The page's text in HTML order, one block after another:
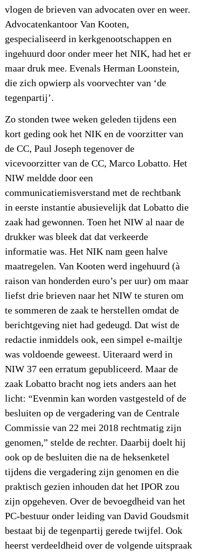
vlogen de brieven van advocaten over en weer.
Advocatenkantoor Van Kooten,
gespecialiseerd in kerkgenootschappen en
ingehuurd door onder meer het NIK, had het er
maar druk mee. Evenals Herman Loonstein,
die zich opwierp als voorvechter van ‘de
tegenpartij’.
Zo stonden twee weken geleden tijdens een
kort geding ook het NIK en de voorzitter van
de CC, Paul Joseph tegenover de
vicevoorzitter van de CC, Marco Lobatto. Het
NIW meldde door een
communicatiemisverstand met de rechtbank
in eerste instantie abusievelijk dat Lobatto die
zaak had gewonnen. Toen het NIW al naar de
drukker was bleek dat dat verkeerde
informatie was. Het NIK nam geen halve
maatregelen. Van Kooten werd ingehuurd (à
raison van honderden euro’s per uur) om maar
liefst drie brieven naar het NIW te sturen om
te sommeren de zaak te herstellen omdat de
berichtgeving niet had gedeugd. Dat wist de
redactie inmiddels ook, een simpel e-mailtje
was voldoende geweest. Uiteraard werd in
NIW 37 een erratum gepubliceerd. Maar de
zaak Lobatto bracht nog iets anders aan het
licht: “Evenmin kan worden vastgesteld of de
besluiten op de vergadering van de Centrale
Commissie van 22 mei 2018 rechtmatig zijn
genomen,” stelde de rechter. Daarbij doelt hij
ook op de besluiten die na de heksenketel
tijdens die vergadering zijn genomen en die
praktisch gezien inhouden dat het IPOR zou
zijn opgeheven. Over de bevoegdheid van het
PC-bestuur onder leiding van David Goudsmit
bestaat bij de tegenpartij gerede twijfel. Ook
heerst verdeeldheid over de volgende uitspraak